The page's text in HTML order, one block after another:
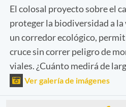
El colosal proyecto sobre el
proteger la biodiversidad a la
un corredor ecológico,
cruce sin correr peligro de
viales. ¿Cuánto medirá de
Ver galería de imágenes